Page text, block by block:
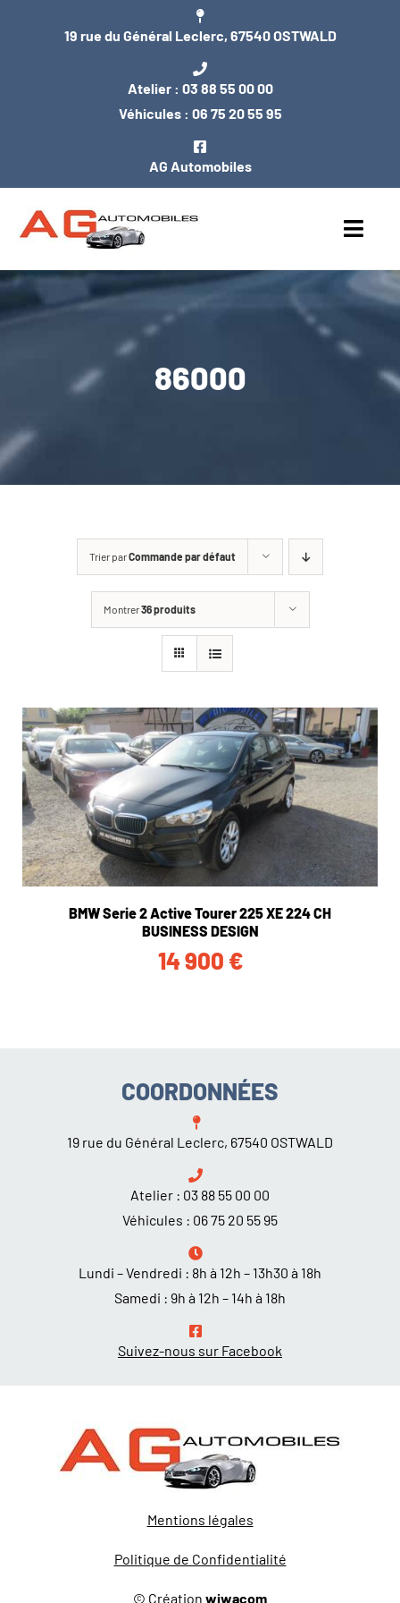
19 rue du Général Leclerc, 67540 OSTWALD
Atelier : 03 88 55 00 00
Véhicules : 06 75 20 55 95
AG Automobiles
ACCUEIL
ENTRETIEN / MÉCANIQUE
CARROSSERIE / VITRAGE
86000
Trier parCommande par défaut
Montrer36 produits
BMW Serie 2 Active Tourer 225 XE 224 CH
BUSINESS DESIGN
14 900 €
COORDONNÉES
19 rue du Général Leclerc, 67540 OSTWALD
Atelier : 03 88 55 00 00
Véhicules : 06 75 20 55 95
Lundi – Vendredi : 8h à 12h – 13h30 à 18h
Samedi : 9h à 12h – 14h à 18h
Suivez-nous sur Facebook
Mentions légales
Politique de Confidentialité
© Création wiwacom